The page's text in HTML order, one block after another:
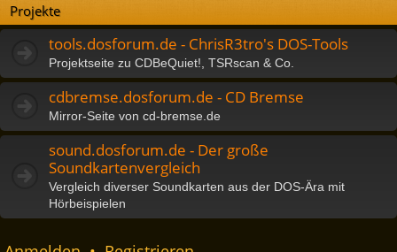
Projekte
tools.dosforum.de - ChrisR3tro's DOS-Tools
Projektseite zu CDBeQuiet!, TSRscan & Co.
cdbremse.dosforum.de - CD Bremse
Mirror-Seite von cd-bremse.de
sound.dosforum.de - Der große
Soundkartenvergleich
Vergleich diverser Soundkarten aus der DOS-Ära mit
Hörbeispielen